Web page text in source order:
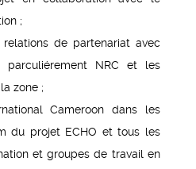
;
de partenariat avec
parculiérement NRC et les
zone ;
Cameroon dans les
du projet ECHO et tous les
et groupes de travail en